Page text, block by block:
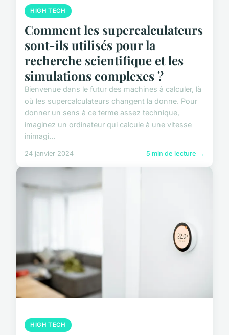
HIGH TECH
Comment les supercalculateurs
sont-ils utilisés pour la
recherche scientifique et les
simulations complexes ?
Bienvenue dans le futur des machines à calculer, là
où les supercalculateurs changent la donne. Pour
donner un sens à ce terme assez technique,
imaginez un ordinateur qui calcule à une vitesse
inimagi...
24 janvier 2024 5 min de lecture →
HIGH TECH